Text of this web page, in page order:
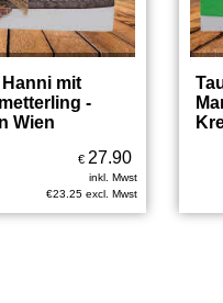
mit
-
Wien
€ 27.90
inkl. Mwst
€23.25 excl. Mwst